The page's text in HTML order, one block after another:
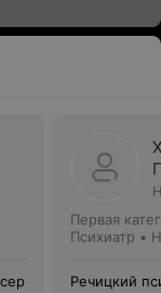
Первая
Психиатр •
Речицкий